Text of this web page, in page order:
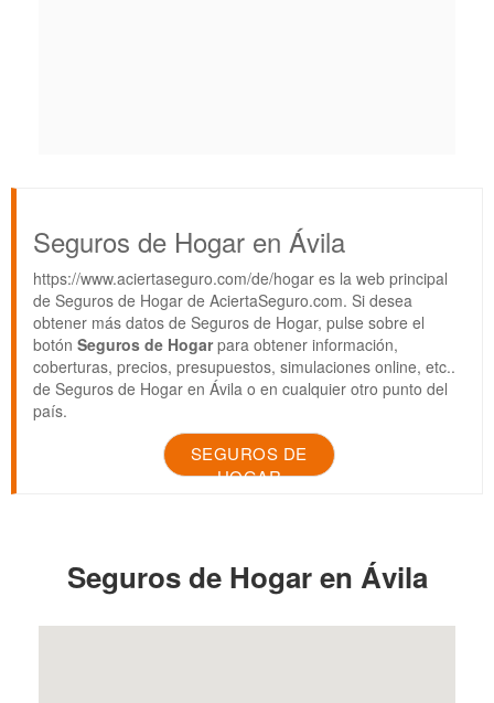
Seguros de Hogar en Ávila
https://www.aciertaseguro.com/de/hogar es la web principal
de Seguros de Hogar de AciertaSeguro.com. Si desea
obtener más datos de Seguros de Hogar, pulse sobre el
botón Seguros de Hogarpara obtener información,
coberturas, precios, presupuestos, simulaciones online, etc..
de Seguros de Hogar en Ávila o en cualquier otro punto del
país.
SEGUROS DE
HOGAR
Seguros de Hogar en Ávila